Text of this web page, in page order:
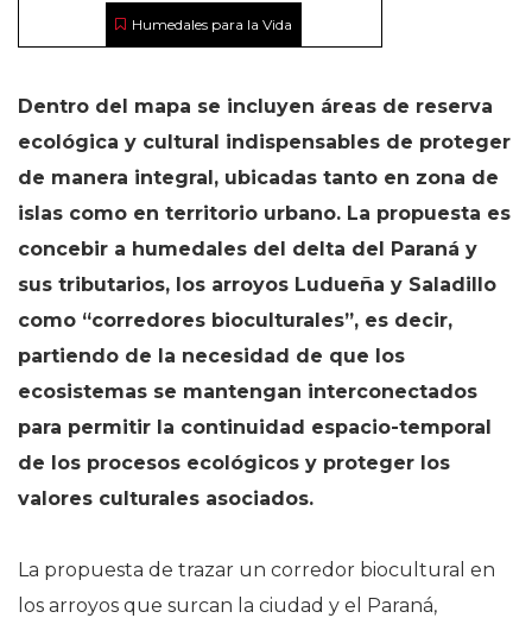
Humedales para la Vida
Dentro del mapa se incluyen áreas de reserva
ecológica y cultural indispensables de proteger
de manera integral, ubicadas tanto en zona de
islas como en territorio urbano. La propuesta es
concebir a humedales del delta del Paraná y
sus tributarios, los arroyos Ludueña y Saladillo
como “corredores bioculturales”, es decir,
partiendo de la necesidad de que los
ecosistemas se mantengan interconectados
para permitir la continuidad espacio-temporal
de los procesos ecológicos y proteger los
valores culturales asociados.
La propuesta de trazar un corredor biocultural en
los arroyos que surcan la ciudad y el Paraná,